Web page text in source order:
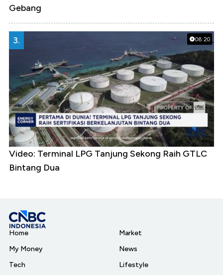
Gebang
08:20
3.
Video: Terminal LPG Tanjung Sekong Raih GTLC
Bintang Dua
Home
My Money
Tech
Market
News
Lifestyle